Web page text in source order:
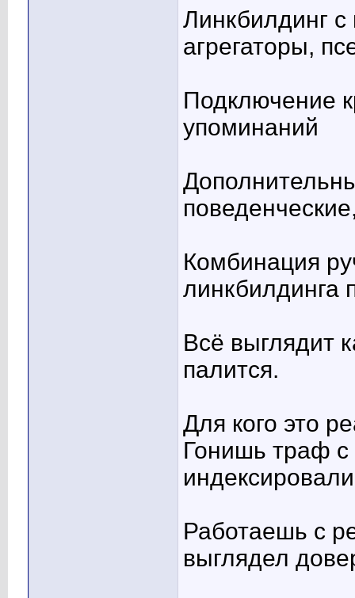
Линкбилдинг
агрегаторы,
Подключение
упоминаний
Комбинация
линкбилдинга
Всё выглядит
палится.
Для кого это
Гонишь траф
Работаешь с
выглядел